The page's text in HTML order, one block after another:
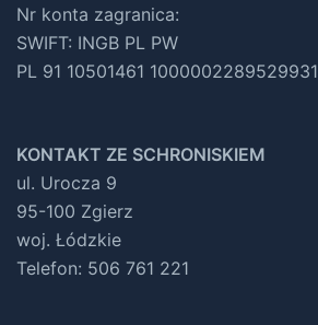
Nr konta zagranica:
SWIFT: INGB PL PW
PL 91 10501461 1000002289529931
KONTAKT ZE SCHRONISKIEM
ul. Urocza 9
95-100 Zgierz
woj. Łódzkie
Telefon: 506 761 221